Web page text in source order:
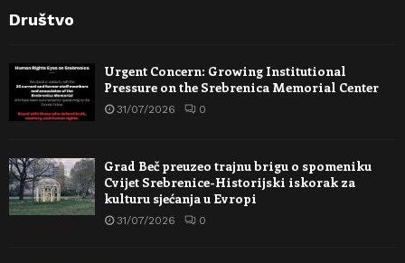
Društvo
Urgent Concern: Growing Institutional
Pressure on the Srebrenica Memorial Center
31/07/2026 0
Grad Beč preuzeo trajnu brigu o spomeniku
Cvijet Srebrenice-Historijski iskorak za
kulturu sjećanja u Evropi
31/07/2026 0